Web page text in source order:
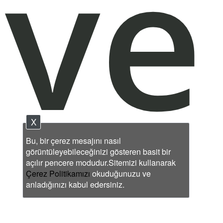
Bu, bir çerez mesajını nasıl
görüntüleyebileceğinizi gösteren basit bir
açılır pencere modudur.Sitemizi kullanarak
Çerez Politikamızı okuduğunuzu ve
anladığınızı kabul edersiniz.
X